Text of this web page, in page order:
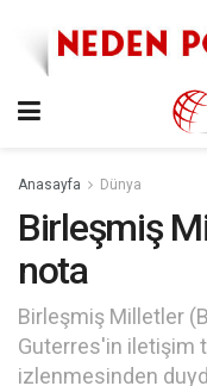
Anasayfa Dünya
Birleşmiş
nota
Birleşmiş Milletler
Guterres'in iletişim
izlenmesinden